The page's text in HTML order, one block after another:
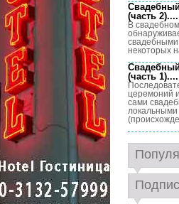
(часть 2)....
В
свадебными
некоторых
(часть 1)....
церемоний
сами